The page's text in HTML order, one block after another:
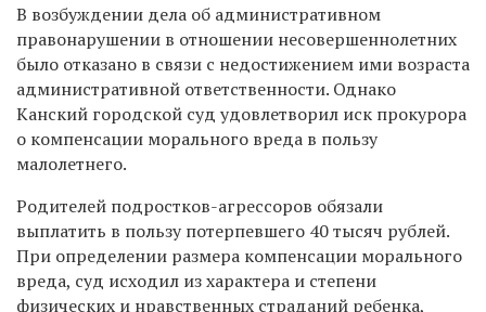
В возбуждении дела об административном
правонарушении в отношении несовершеннолетних
было отказано в связи с недостижением ими возраста
административной ответственности. Однако
Канский городской суд удовлетворил иск прокурора
о компенсации морального вреда в пользу
малолетнего.
Родителей подростков-агрессоров обязали
выплатить в пользу потерпевшего 40 тысяч рублей.
При определении размера компенсации морального
вреда, суд исходил из характера и степени
физических и нравственных страданий ребенка,